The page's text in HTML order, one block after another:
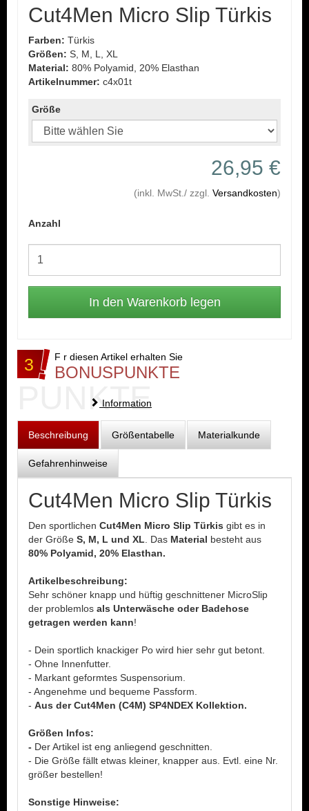
Cut4Men Micro Slip Türkis
Farben: Türkis
Größen: S, M, L, XL
Material: 80% Polyamid, 20% Elasthan
Artikelnummer: c4x01t
Größe
26,95 €
(inkl. MwSt./ zzgl. Versandkosten)
Anzahl
3 F r diesen Artikel erhalten Sie
BONUSPUNKTE
PUNKTE
Information
Beschreibung Größentabelle Materialkunde
Gefahrenhinweise
Cut4Men Micro Slip Türkis
Den sportlichen Cut4Men Micro Slip Türkis gibt es in
der Größe S, M, L und XL . Das Material besteht aus
80% Polyamid, 20% Elasthan.
Artikelbeschreibung:
Sehr schöner knapp und hüftig geschnittener MicroSlip
der problemlos als Unterwäsche oder Badehose
getragen werden kann!
- Dein sportlich knackiger Po wird hier sehr gut betont.
- Ohne Innenfutter.
- Markant geformtes Suspensorium.
- Angenehme und bequeme Passform.
- Aus der Cut4Men (C4M) SP4NDEX Kollektion.
Größen Infos:
- Der Artikel ist eng anliegend geschnitten.
- Die Größe fällt etwas kleiner, knapper aus. Evtl. eine Nr.
größer bestellen!
Sonstige Hinweise: